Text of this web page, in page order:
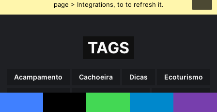
page > Integrations, to to refresh it.
TAGS
Acampamento Cachoeira Dicas Ecoturismo